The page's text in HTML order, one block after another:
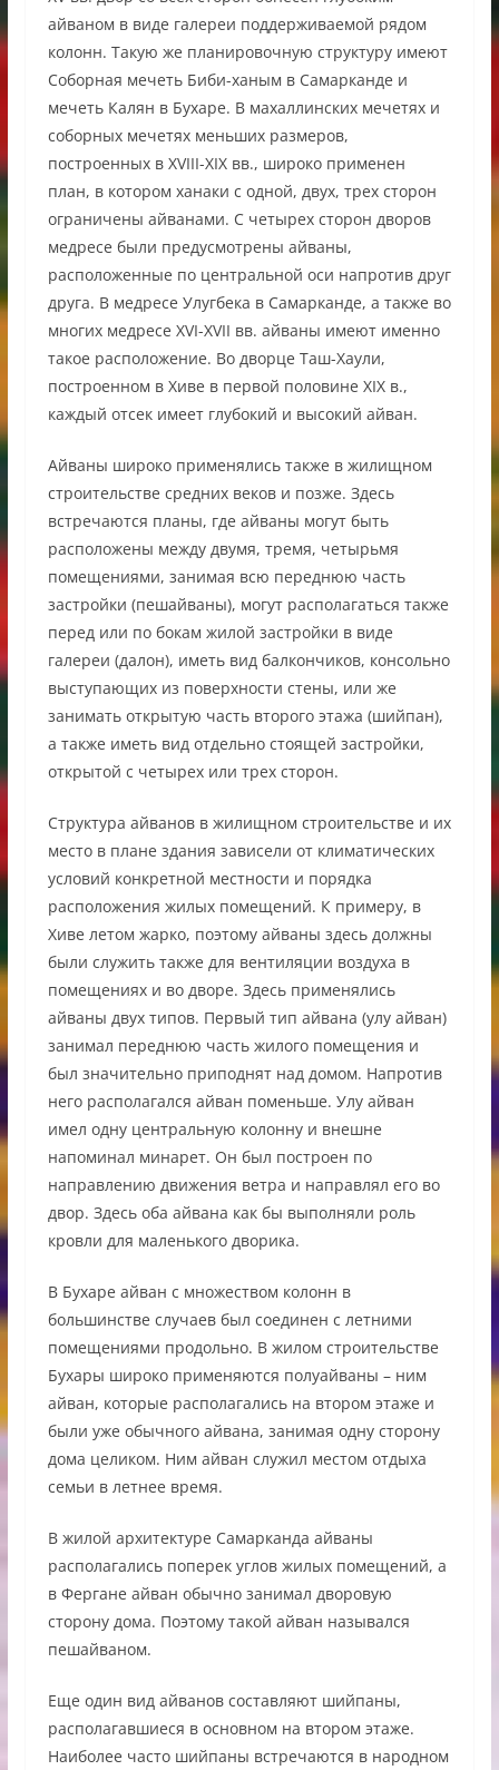
айваном в виде галереи поддерживаемой рядом
колонн. Такую же планировочную структуру имеют
Соборная мечеть Биби-ханым в Самарканде и
мечеть Калян в Бухаре. В махаллинских мечетях и
соборных мечетях меньших размеров,
построенных в XVIII-XIX вв., широко применен
план, в котором ханаки с одной, двух, трех сторон
ограничены айванами. С четырех сторон дворов
медресе были предусмотрены айваны,
расположенные по центральной оси напротив друг
друга. В медресе Улугбека в Самарканде, а также во
многих медресе XVI-XVII вв. айваны имеют именно
такое расположение. Во дворце Таш-Хаули,
построенном в Хиве в первой половине XIX в.,
каждый отсек имеет глубокий и высокий айван.
Айваны широко применялись также в жилищном
строительстве средних веков и позже. Здесь
встречаются планы, где айваны могут быть
расположены между двумя, тремя, четырьмя
помещениями, занимая всю переднюю часть
застройки (пешайваны), могут располагаться также
перед или по бокам жилой застройки в виде
галереи (далон), иметь вид балкончиков, консольно
выступающих из поверхности стены, или же
занимать открытую часть второго этажа (шийпан),
а также иметь вид отдельно стоящей застройки,
открытой с четырех или трех сторон.
Структура айванов в жилищном строительстве и их
место в плане здания зависели от климатических
условий конкретной местности и порядка
расположения жилых помещений. К примеру, в
Хиве летом жарко, поэтому айваны здесь должны
были служить также для вентиляции воздуха в
помещениях и во дворе. Здесь применялись
айваны двух типов. Первый тип айвана (улу айван)
занимал переднюю часть жилого помещения и
был значительно приподнят над домом. Напротив
него располагался айван поменьше. Улу айван
имел одну центральную колонну и внешне
напоминал минарет. Он был построен по
направлению движения ветра и направлял его во
двор. Здесь оба айвана как бы выполняли роль
кровли для маленького дворика.
В Бухаре айван с множеством колонн в
большинстве случаев был соединен с летними
помещениями продольно. В жилом строительстве
Бухары широко применяются полуайваны – ним
айван, которые располагались на втором этаже и
были уже обычного айвана, занимая одну сторону
дома целиком. Ним айван служил местом отдыха
семьи в летнее время.
В жилой архитектуре Самарканда айваны
располагались поперек углов жилых помещений, а
в Фергане айван обычно занимал дворовую
сторону дома. Поэтому такой айван назывался
пешайваном.
Еще один вид айванов составляют шийпаны,
располагавшиеся в основном на втором этаже.
Наиболее часто шийпаны встречаются в народном